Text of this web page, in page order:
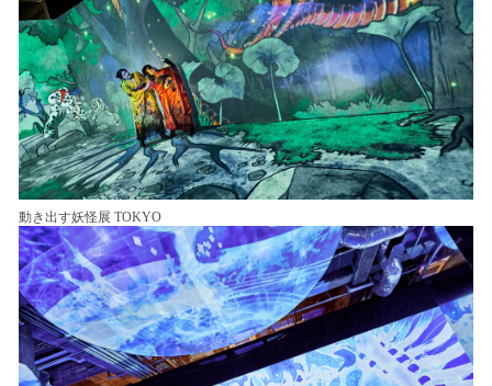
動き出す妖怪展 TOKYO